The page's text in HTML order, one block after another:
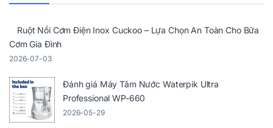
Ruột Nồi Cơm Điện Inox Cuckoo – Lựa Chọn An Toàn Cho Bữa
Cơm Gia Đình
2026-07-03
Đánh giá Máy Tăm Nước Waterpik Ultra
Professional WP-660
2026-05-29